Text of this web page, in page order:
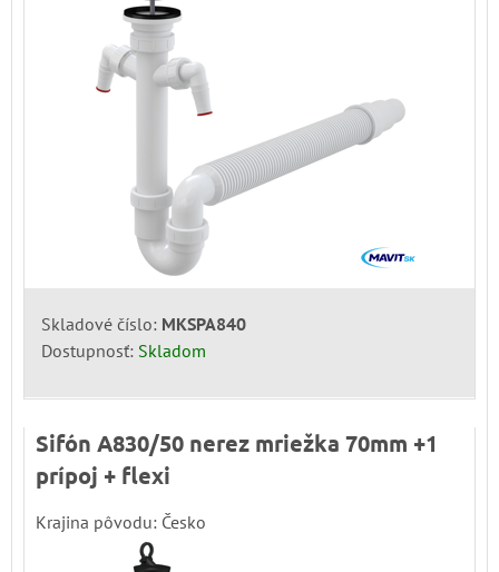
Skladové číslo: MKSPA840
Dostupnosť: Skladom
Sifón A830/50 nerez mriežka 70mm +1
prípoj + flexi
Krajina pôvodu: Česko